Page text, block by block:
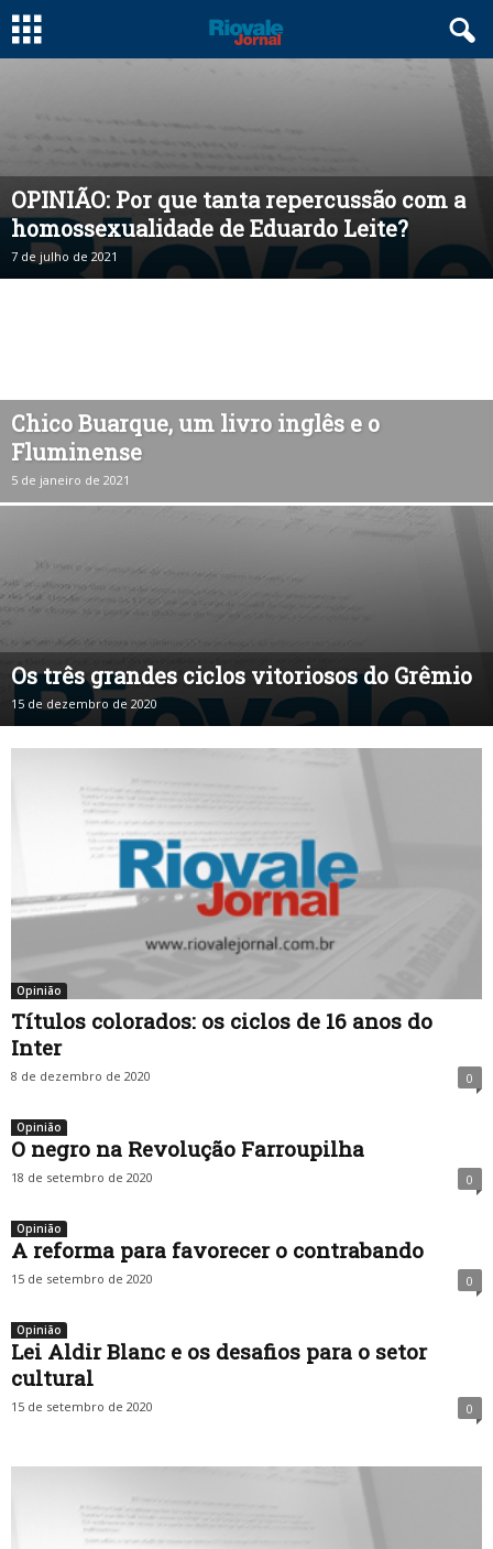
OPINIÃO: Por que tanta repercussão com a
homossexualidade de Eduardo Leite?
7 de julho de 2021
Chico Buarque, um livro inglês e o
Fluminense
5 de janeiro de 2021
Os três grandes ciclos vitoriosos do Grêmio
15 de dezembro de 2020
Opinião
Títulos colorados: os ciclos de 16 anos do
Inter
8 de dezembro de 2020 0
Opinião
O negro na Revolução Farroupilha
18 de setembro de 2020 0
Opinião
A reforma para favorecer o contrabando
15 de setembro de 2020 0
Opinião
Lei Aldir Blanc e os desafios para o setor
cultural
15 de setembro de 2020 0